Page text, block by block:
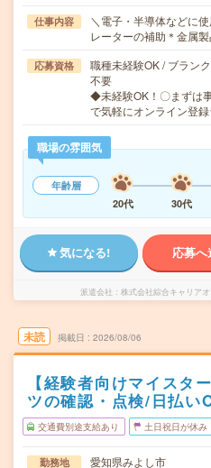
仕事内容
＼電子・半導体などに
レーターの補助＊金属
応募資格
職種未経験OK / ブラン
不要
◆未経験OK！〇まずは
で気軽にオンライン登
職場の雰囲気
年齢層
20代
30代
気になる! 応募へ
派遣会社 株式会社綜合キャリア
未読 掲載日 2026/08/06
【経験者向けマイスタ
ツの確認・点検/日払い
交通費別途支給あり 土日祝日が休み
勤務地
愛知県みよし市